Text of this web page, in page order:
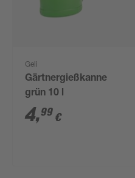
Geli
Gärtnergießkanne
grün 10 l
4,99 €